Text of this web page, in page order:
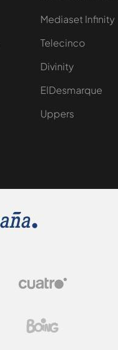
Mediaset Infinity
Telecinco
Divinity
ElDesmarque
Uppers